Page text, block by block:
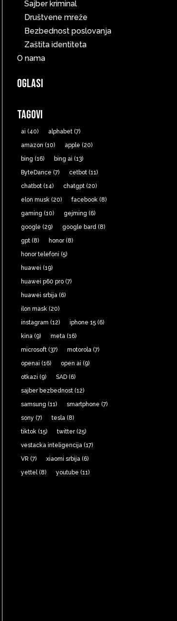
Sajber kriminal
Društvene mreže
Bezbednost poslovanja
Zaštita identiteta
O nama
Oglasi
Tagovi
ai (40) alphabet (7)
amazon (10) apple (20)
bing (16) bing ai (13)
ByteDance (7) cetbot (11)
chatbot (14) chatgpt (20)
elon musk (20) facebook (8)
gaming (10) gejming (6)
google (29) google bard (8)
gpt (8) honor(8)
honor telefoni (5)
huawei (19)
huawei p60 pro (7)
huawei srbija (6)
ilon mask (20)
instagram (12) iphone 15 (6)
kina (9) meta (16)
microsoft (37) motorola (7)
openai (16) open ai (9)
otkazi (9) SAD (6)
sajber bezbednost (12)
samsung (11) smartphone (7)
sony (7) tesla (8)
tiktok (15) twitter(25)
vestacka inteligencija (17)
VR (7) xiaomi srbija (6)
yettel(8) youtube (11)